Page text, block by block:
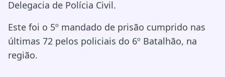
Delegacia de Polícia Civil.
Este foi o 5º mandado de prisão cumprido nas
últimas 72 pelos policiais do 6º Batalhão, na
região.